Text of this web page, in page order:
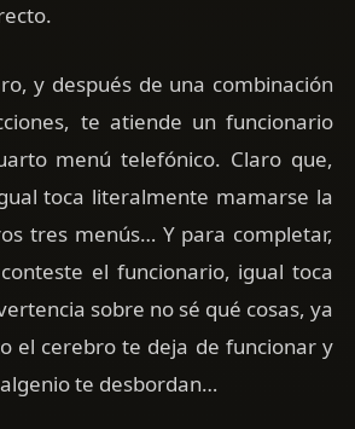
y después de una combinación
te atiende un funcionario
menú telefónico. Claro que,
toca literalmente mamarse la
tres menús… Y para completar,
el funcionario, igual toca
sobre no sé qué cosas, ya
el cerebro te deja de funcionar y
te desbordan…